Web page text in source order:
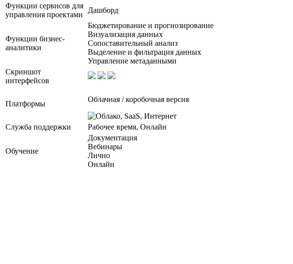
Функции сервисов для
управления проектами
Дашборд
Функции бизнес-
аналитики
Бюджетирование и прогнозирование
Визуализация данных
Сопоставительный анализ
Выделение и фильтрация данных
Управление метаданными
Скриншот
интерфейсов
Платформы
Облачная / коробочная версия
Служба поддержки Рабочее время, Онлайн
Обучение
Документация
Вебинары
Лично
Онлайн